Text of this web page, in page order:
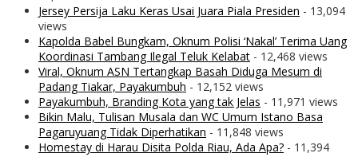
Jersey Persija Laku Keras Usai Juara Piala Presiden - 13,094
views
Kapolda Babel Bungkam, Oknum Polisi ‘Nakal’ Terima Uang
Koordinasi Tambang Ilegal Teluk Kelabat - 12,468 views
Viral, Oknum ASN Tertangkap Basah Diduga Mesum di
Padang Tiakar, Payakumbuh - 12,152 views
Payakumbuh, Branding Kota yang tak Jelas - 11,971 views
Bikin Malu, Tulisan Musala dan WC Umum Istano Basa
Pagaruyuang Tidak Diperhatikan - 11,848 views
Homestay di Harau Disita Polda Riau, Ada Apa? - 11,394